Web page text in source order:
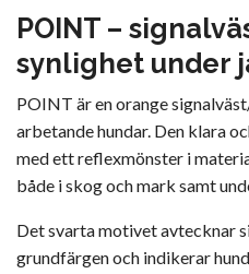
POINT –
synlighet under
POINT är en orange
arbetande hundar. Den klara
med ett reflexmönster i
både i skog och mark samt
Det svarta motivet avtecknar
grundfärgen och indikerar